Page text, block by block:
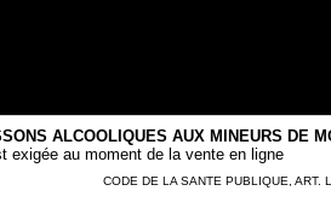
ALCOOLIQUES AUX MINEURS DE
exigée au moment de la vente en ligne
CODE DE LA SANTE PUBLIQUE, ART.